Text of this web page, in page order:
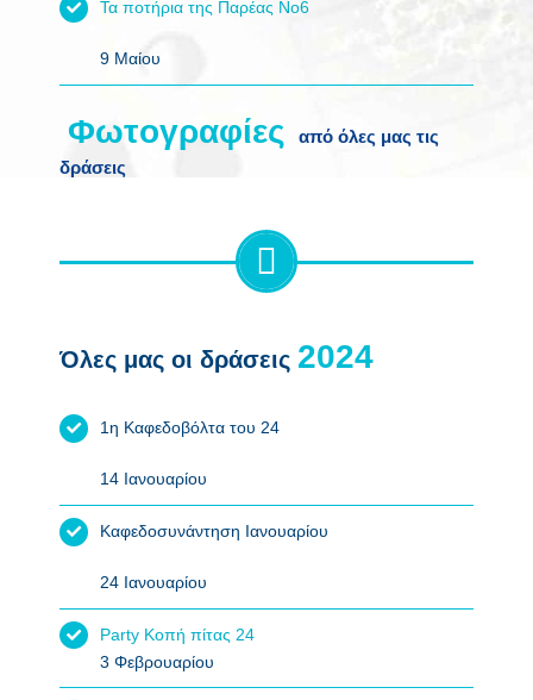
Τα ποτήρια της Παρέας Νο6
9 Μαίου
από όλες μας τις
δράσεις
Όλες μας οι δράσεις
1η Καφεδοβόλτα του 24
14 Ιανουαρίου
Καφεδοσυνάντηση Ιανουαρίου
24 Ιανουαρίου
Party Κοπή πίτας 24
3 Φεβρουαρίου